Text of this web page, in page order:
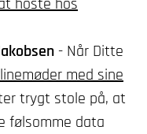
- Når Ditte
med sine
trygt stole på, at
følsomme data